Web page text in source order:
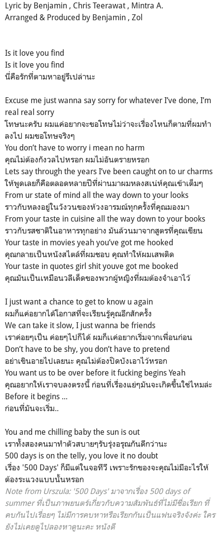
Lyric by Benjamin , Chris Teerawat , Mintra A.
Arranged & Produced by Benjamin , Zol
Is it love you find
Is it love you find
นี่คือรักที่ตามหาอยู่รึเปล่านะ
Excuse me just wanna say sorry for whatever I’ve done, I’m
real real sorry
โทษนะครับ ผมแค่อยากจะขอโทษไม่ว่าจะเรื่องไหนก็ตามที่ผมทำ
ลงไป ผมขอโทษจริงๆ
You don’t have to worry i mean no harm
คุณไม่ต้องกังวลไปหรอก ผมไม่อันตรายหรอก
Lets say through the years I’ve been caught on to ur charms
ให้พูดเลยก็คือตลอดหลายปีที่ผ่านมาผมหลงสเน่ห์คุณเข้าเต็มๆ
From ur state of mind all the way down to your looks
ราวกับหลงอยู่ในวังวนของห้วงอารมณ์ทุกครั้งที่คุณมองมา
From your taste in cuisine all the way down to your books
ราวกับรสชาติในอาหารทุกอย่าง มันล้วนมาจากสูตรที่คุณเขียน
Your taste in movies yeah you’ve got me hooked
คุณกลายเป็นหนังสไตล์ที่ผมชอบ คุณทำให้ผมเสพติด
Your taste in quotes girl shit youve got me booked
คุณมันเป็นเหมือนวลีเด็ดของพวกผู้หญิงที่ผมต้องจำเอาไว้
I just want a chance to get to know u again
ผมก็แค่อยากได้โอกาสที่จะเรียนรู้คุณอีกสักครั้ง
We can take it slow, I just wanna be friends
เราค่อยๆเป็น ค่อยๆไปก็ได้ ผมก็เเค่อยากเริ่มจากเพื่อนก่อน
Don’t have to be shy, you don’t have to pretend
อย่าเขินอายไปเลยนะ คุณไม่ต้องปิดบังเอาไว้หรอก
You want us to be over before it fucking begins Yeah
คุณอยากให้เราจบลงตรงนี้ ก่อนที่เรื่องแย่ๆมันจะเกิดขึ้นใช่ไหมล่ะ
Before it begins ...
ก่อนที่มันจะเริ่ม..
You and me chilling baby the sun is out
เราทั้งสองคนมาทำตัวสบายๆรับรุ่งอรุณกันดีกว่านะ
500 days is on the telly, you love it no doubt
เรื่อง '500 Days' ก็มีแต่ในจอทีวี เพราะรักของจะคุณไม่มีอะไรให้
ต้องระแวงแบบนั้นหรอก
Note from Urszula: '500 Days' มาจากเรื่อง 500 days of
summer ที่เป็นภาพยนตร์เกี่ยวกับความสัมพันธ์ที่ไม่มีชื่อเรียก ที่
คบกันไปเรื่อยๆ ไม่มีการคบหาหรือเรียกกันเป็นแฟนจริงจังค่ะ ใคร
ยังไม่เคยดูไปลองหาดูนะคะ หนังดี